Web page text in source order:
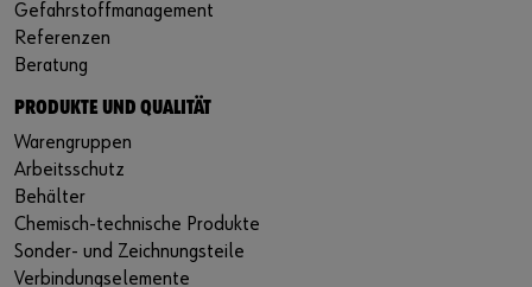
Gefahrstoffmanagement
Referenzen
Beratung
PRODUKTE UND QUALITÄT
Warengruppen
Arbeitsschutz
Behälter
Chemisch-technische Produkte
Sonder- und Zeichnungsteile
Verbindungselemente